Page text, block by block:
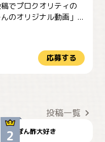
でプロクオリティの
んのオリジナル動画」...
応募する
投稿一覧
ぽん酢大好き
🤦‍♀️